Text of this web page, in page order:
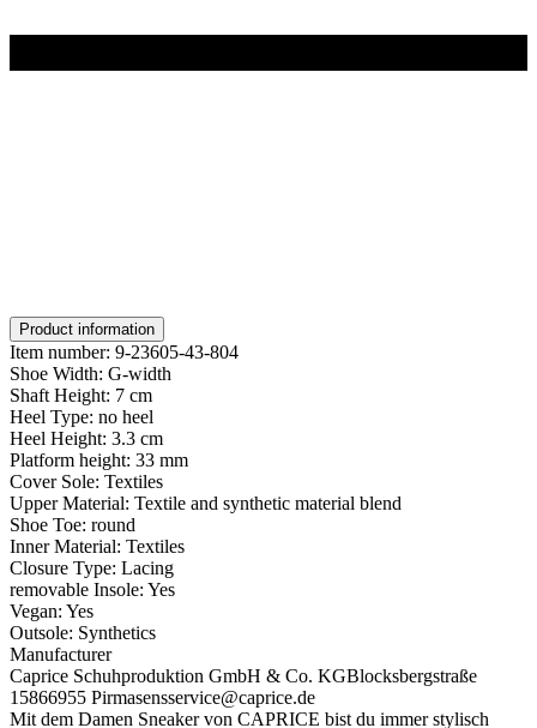
Product information
Item number: 9-23605-43-804
Shoe Width: G-width
Shaft Height: 7 cm
Heel Type: no heel
Heel Height: 3.3 cm
Platform height: 33 mm
Cover Sole: Textiles
Upper Material: Textile and synthetic material blend
Shoe Toe: round
Inner Material: Textiles
Closure Type: Lacing
removable Insole: Yes
Vegan: Yes
Outsole: Synthetics
Manufacturer
Caprice Schuhproduktion GmbH & Co. KGBlocksbergstraße
15866955 Pirmasensservice@caprice.de
Mit dem Damen Sneaker von CAPRICE bist du immer stylisch